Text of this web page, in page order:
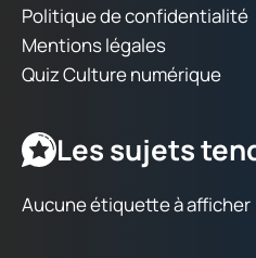
Politique de confidentialité
Mentions légales
Quiz Culture numérique
Les sujets
Aucune étiquette à afficher